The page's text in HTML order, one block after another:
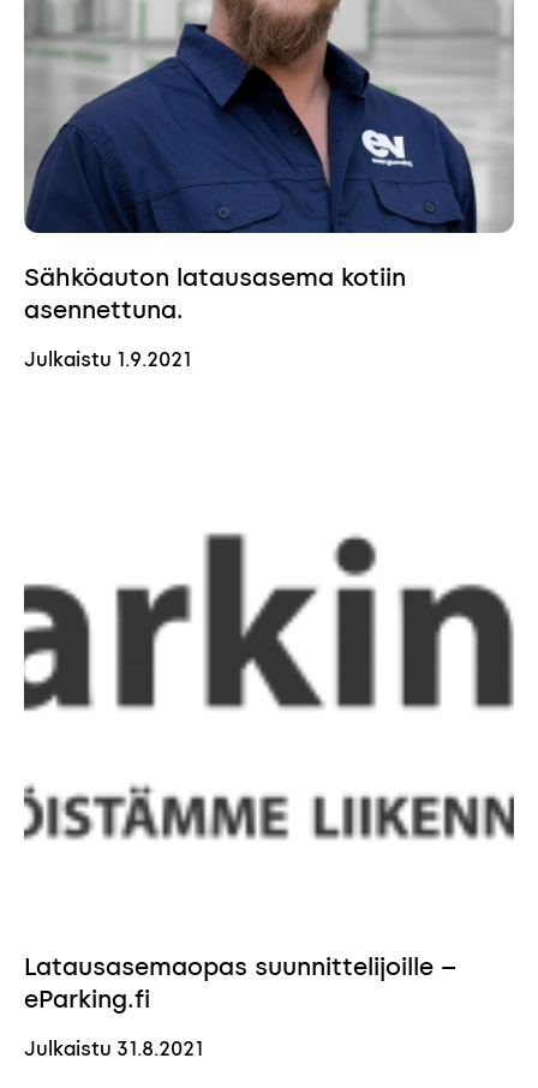
Sähköauton latausasema kotiin
asennettuna.
Julkaistu 1.9.2021
Latausasemaopas suunnittelijoille –
eParking.fi
Julkaistu 31.8.2021